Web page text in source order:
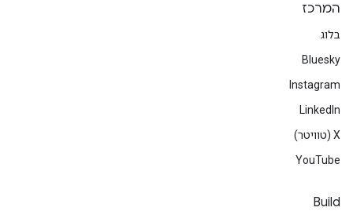
המרכז
בלוג
Bluesky
Instagram
LinkedIn
‫X (טוויטר)
YouTube
Build